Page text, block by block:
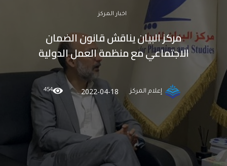
اخبار المركز
مركز البيان يناقش قانون الضمان
الاجتماعي مع منظمة العمل الدولية
إعلام المركز 2022-04-18
454